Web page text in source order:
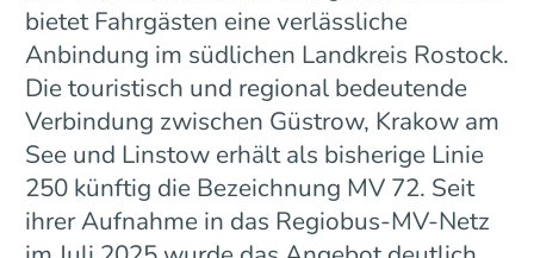
bietet Fahrgästen eine verlässliche
Anbindung im südlichen Landkreis Rostock.
Die touristisch und regional bedeutende
Verbindung zwischen Güstrow, Krakow am
See und Linstow erhält als bisherige Linie
250 künftig die Bezeichnung MV 72. Seit
ihrer Aufnahme in das Regiobus-MV-Netz